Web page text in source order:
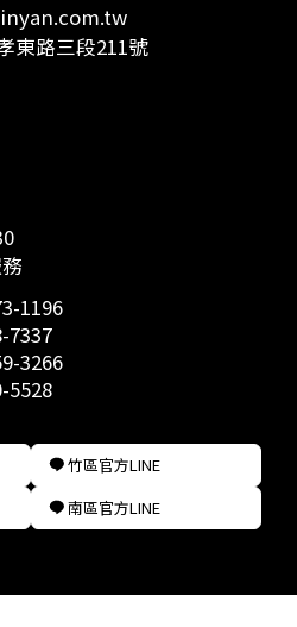
東路三段211號
1196
7337
3266
5528
竹區官方LINE
南區官方LINE